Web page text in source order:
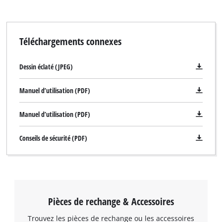
Téléchargements connexes
Dessin éclaté (JPEG)
Manuel d’utilisation (PDF)
Manuel d’utilisation (PDF)
Conseils de sécurité (PDF)
Pièces de rechange & Accessoires
Trouvez les pièces de rechange ou les accessoires